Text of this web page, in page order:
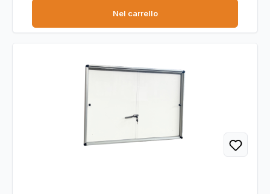
Nel carrello